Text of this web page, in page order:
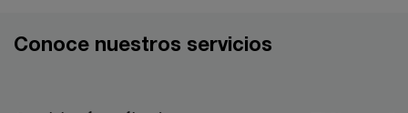
Conoce nuestros servicios